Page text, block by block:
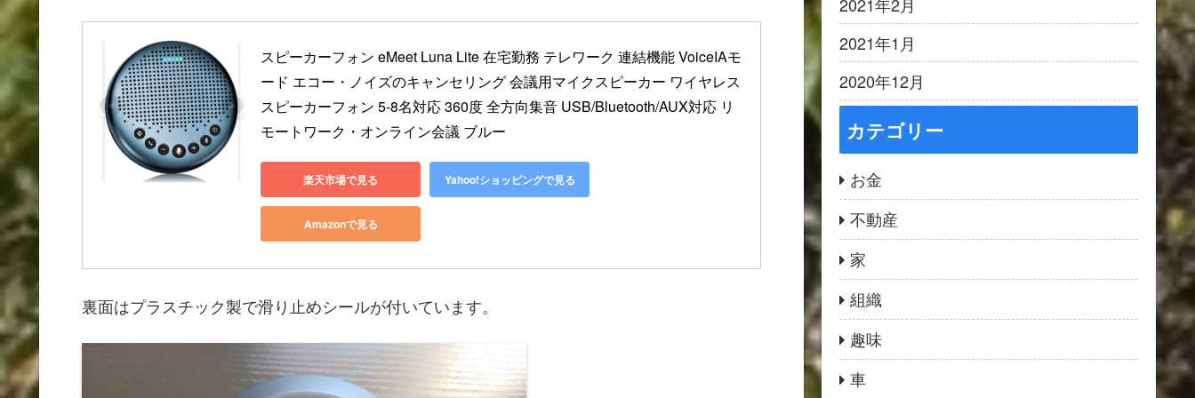
スピーカーフォン eMeet Luna Lite 在宅勤務 テレワーク 連結機能 VoiceIAモ
ード エコー・ノイズのキャンセリング 会議用マイクスピーカー ワイヤレス
スピーカーフォン 5-8名対応 360度 全方向集音 USB/Bluetooth/AUX対応 リ
モートワーク・オンライン会議 ブルー
楽天市場で見る Yahoo!ショッピングで見る
Amazonで見る
裏面はプラスチック製で滑り止めシールが付いています。
2021年1月
2020年12月
カテゴリー
お金
不動産
家
組織
趣味
車